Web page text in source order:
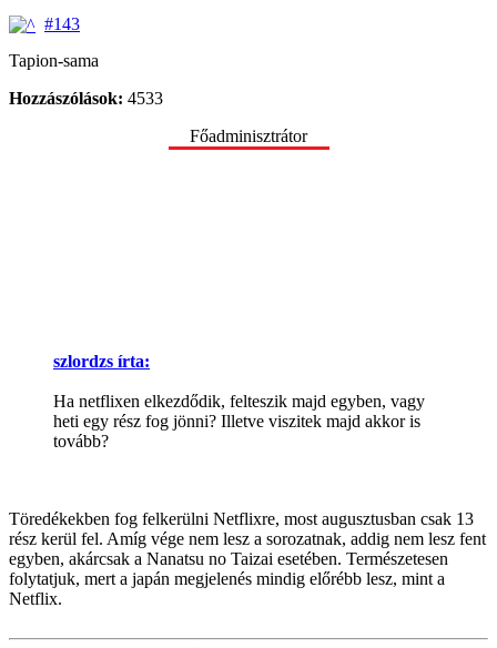
#143
Tapion-sama
Hozzászólások: 4533
Főadminisztrátor
szlordzs írta:
Ha netflixen elkezdődik, felteszik majd egyben, vagy
heti egy rész fog jönni? Illetve viszitek majd akkor is
tovább?
Töredékekben fog felkerülni Netflixre, most augusztusban csak 13
rész kerül fel. Amíg vége nem lesz a sorozatnak, addig nem lesz fent
egyben, akárcsak a Nanatsu no Taizai esetében. Természetesen
folytatjuk, mert a japán megjelenés mindig előrébb lesz, mint a
Netflix.